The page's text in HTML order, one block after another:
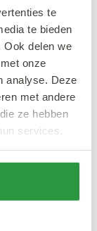
te
te bieden
Ook delen we
onze
analyse. Deze
met andere
ze hebben
services.
te
veilig en
hotels
om de
te
gebruik
in en
zo minder